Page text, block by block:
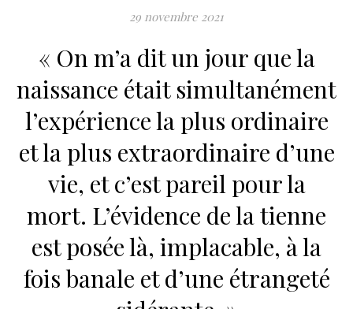
29 novembre 2021
« On m’a dit un jour que la
naissance était simultanément
l’expérience la plus ordinaire
et la plus extraordinaire d’une
vie, et c’est pareil pour la
mort. L’évidence de la tienne
est posée là, implacable, à la
fois banale et d’une étrangeté